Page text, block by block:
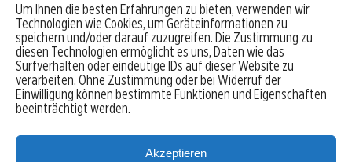
Um Ihnen die besten Erfahrungen zu bieten, verwenden wir
Technologien wie Cookies, um Geräteinformationen zu
speichern und/oder darauf zuzugreifen. Die Zustimmung zu
diesen Technologien ermöglicht es uns, Daten wie das
Surfverhalten oder eindeutige IDs auf dieser Website zu
verarbeiten. Ohne Zustimmung oder bei Widerruf der
Einwilligung können bestimmte Funktionen und Eigenschaften
beeinträchtigt werden.
Akzeptieren
Robo-Advisor vergleichen
Depotvergleich
Festgeld vergleichen
Tagesgeld vergleichen